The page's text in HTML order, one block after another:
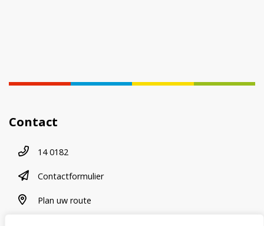
Contact
Telefoonnummer
14 0182
contactformulier
Contactformulier
plan uw route
Plan uw route